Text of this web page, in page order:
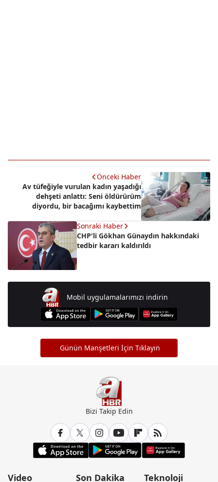
Önceki Haber
Av tüfeğiyle vurulan kadın yaşadığı
dehşeti anlattı: Seni öldürürüm
diyordu, bir bacağımı kaybettim
Sonraki Haber
CHP'li Gökhan Günaydın hakkındaki
tedbir kararı kaldırıldı
Mobil uygulamalarımızı indirin
Günün Manşetleri İçin Tıklayın
Bizi Takip Edin
Video Son Dakika Teknoloji